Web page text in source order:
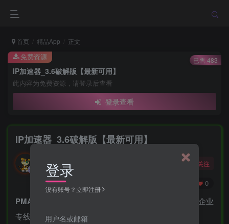
首页 精品App 正文
IP加速器_3.6破解版【最新可用】
此内容为免费资源，请登录后查看
登录查看
免费资源 已售 483
IP加速器_3.6破解版【最新可用】
酒醒只在花前坐，酒醉还来花下眠。
关注
0
PMAMA加速器
是高级定制的全平台网游加速器，具备企业
专线、无缝切换、超稳定等特点。
登录
没有账号？立即注册
用户名或邮箱